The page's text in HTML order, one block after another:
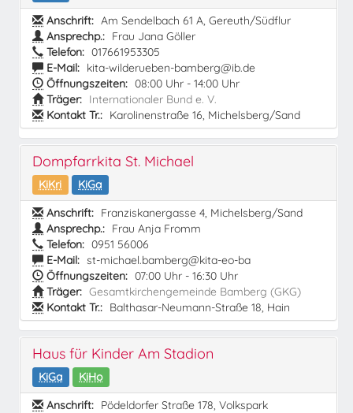
Anschrift: Am Sendelbach 61 A, Gereuth/Südflur
Ansprechp.: Frau Jana Göller
Telefon: 017661953305
E-Mail: kita-wilderueben-bamberg@ib.de
Öffnungszeiten: 08:00 Uhr - 14:00 Uhr
Träger: Internationaler Bund e. V.
Kontakt Tr.: Karolinenstraße 16, Michelsberg/Sand
Dompfarrkita St. Michael
KiKri
KiGa
Anschrift: Franziskanergasse 4, Michelsberg/Sand
Ansprechp.: Frau Anja Fromm
Telefon: 0951 56006
E-Mail: st-michael.bamberg@kita-eo-ba
Öffnungszeiten: 07:00 Uhr - 16:30 Uhr
Träger: Gesamtkirchengemeinde Bamberg (GKG)
Kontakt Tr.: Balthasar-Neumann-Straße 18, Hain
Haus für Kinder Am Stadion
KiGa
KiHo
Anschrift: Pödeldorfer Straße 178, Volkspark